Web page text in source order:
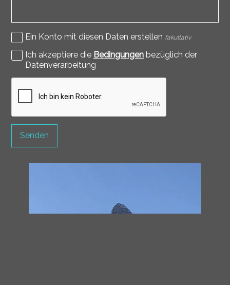
Ein Konto mit diesen Daten erstellen fakultativ
Ich akzeptiere die Bedingungenbezüglich der
Datenverarbeitung
Senden